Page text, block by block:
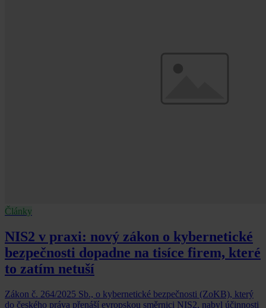
Články
NIS2 v praxi: nový zákon o kybernetické
bezpečnosti dopadne na tisíce firem, které
to zatím netuší
Zákon č. 264/2025 Sb., o kybernetické bezpečnosti (ZoKB), který
do českého práva přenáší evropskou směrnici NIS2, nabyl účinnosti